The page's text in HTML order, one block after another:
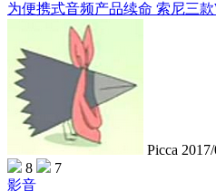
为便携式音频产品续命 索尼三
Picca
8
7
影音